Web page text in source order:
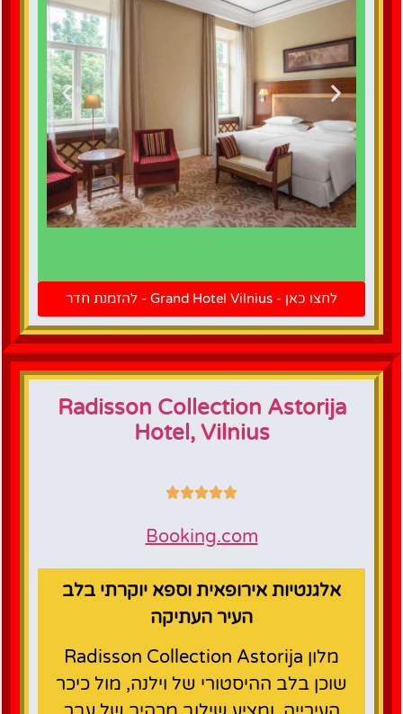
להזמנת
חדר
לחצו כאן - Grand Hotel Vilnius - להזמנת חדר
Radisson Collection Astorija
Hotel, Vilnius
Booking.com
אלגנטיות אירופאית וספא יוקרתי בלב
העיר העתיקה
מלון Radisson Collection Astorija
שוכן בלב ההיסטורי של וילנה, מול כיכר